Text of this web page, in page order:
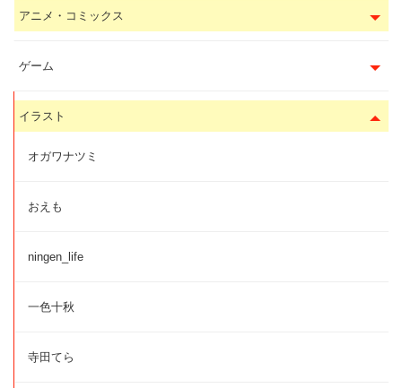
アニメ・コミックス
ゲーム
イラスト
オガワナツミ
おえも
ningen_life
一色十秋
寺田てら